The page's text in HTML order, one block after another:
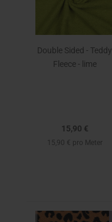
Double Sided - Teddy
Fleece - lime
15,90 €
15,90 € pro Meter